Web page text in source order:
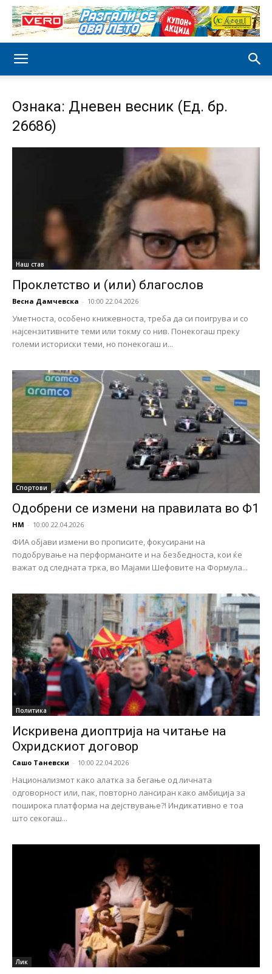
Ознака: Дневен весник (Ед. бр.
26686)
Наш став
Проклетство и (или) благослов
Весна Дамчевска - 10:00 22.04.2026
Уметноста, особено книжевноста, треба да си поигрува и со
најсензитивните теми или токму со нив. Понекогаш преку
големи историски теми, но понекогаш и...
Спортови
Одобрени се измени на правилата во Ф1
НМ - 10:00 22.04.2026
ФИА објави измени во прописите, фокусирани на
подобрување на перформансите и на безбедноста, кои ќе
важат од следната трка, во Мајами Шефовите на Формула...
Политика
Искривена диоптрија на читање на
Охридскиот договор
Сашо Таневски - 10:00 22.04.2026
Национализмот како алатка за бегање од личната
одговорност или, пак, повторно лансиран како амбиција за
поширока платформа на дејствување?! Индикативно е тоа
што секогаш...
Лик